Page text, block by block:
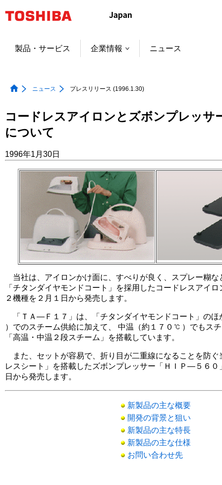
ャ
製品・サービス 企業情報 ニュース
ニュース プレスリリース (1996.1.30)
コードレスアイロンとズボンプレッサ
について
1996年1月30日
当社は、アイロンかけ面に、すべりが良く、スプレー糊な
「チタンダイヤモンドコート」を採用したコードレスアイ
２機種を２月１日から発売します。
「ＴＡ―Ｆ１７」は、「チタンダイヤモンドコート」のほ
）でのスチーム供給に加えて、 中温（約１７０
）でもス
「高温・中温２段スチーム」を搭載しています。
また、セットが容易で、折り目が二重線になることを防ぐ
レスシート」を搭載したズボンプレッサー「ＨＩＰ―５６０
日から発売します。
新製品の主な概要
開発の背景と狙い
新製品の主な特長
新製品の主な仕様
お問い合わせ先